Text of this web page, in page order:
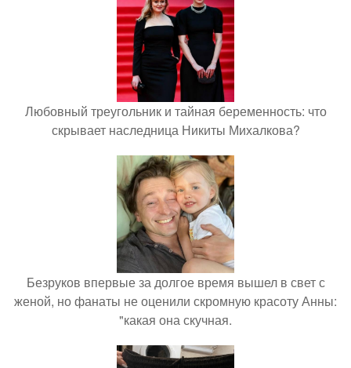
Любовный треугольник и тайная беременность: что
скрывает наследница Никиты Михалкова?
Безруков впервые за долгое время вышел в свет с
женой, но фанаты не оценили скромную красоту Анны:
"какая она скучная.